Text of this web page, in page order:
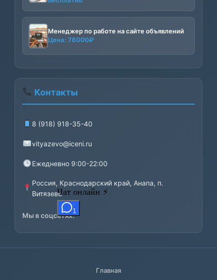
Менеджер по работе на сайте объявлений
Цена: 78000₽
Контакты
8 (918) 918-35-40
vityazevo@iceni.ru
Ежедневно 9:00-22:00
Россия, Краснодарский край, Анапа, п.
Витязево
Мы в соцсетях:
Главная